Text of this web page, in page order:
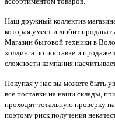
Наш дружный коллектив
которая умеет и любит
Магазин бытовой техники в
холдинга по поставке и
сложности компания
Покупая у нас вы можете быть
все поставки на наши склады,
проходят тотальную проверку
поэтому риск получения